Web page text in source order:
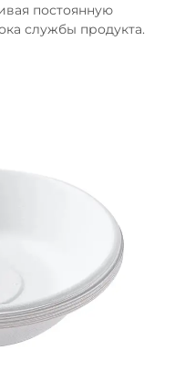
постоянную
службы продукта.